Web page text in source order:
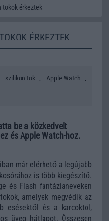
tokok érkeztek
ÉRKEZTEK
szilikon tok , Apple Watch ,
be a közkedvelt
és Apple Watch-hoz.
már elérhető a legújabb
is több kiegészítő.
és Flash fantázianeveken
amelyek megvédik az
esésektől és a karcoktól,
üveg hátlapot. Összesen